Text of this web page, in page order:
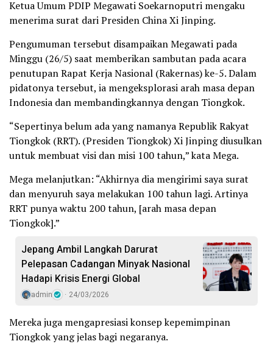
Ketua Umum PDIP Megawati Soekarnoputri mengaku
menerima surat dari Presiden China Xi Jinping.
Pengumuman tersebut disampaikan Megawati pada
Minggu (26/5) saat memberikan sambutan pada acara
penutupan Rapat Kerja Nasional (Rakernas) ke-5. Dalam
pidatonya tersebut, ia mengeksplorasi arah masa depan
Indonesia dan membandingkannya dengan Tiongkok.
“Sepertinya belum ada yang namanya Republik Rakyat
Tiongkok (RRT). (Presiden Tiongkok) Xi Jinping diusulkan
untuk membuat visi dan misi 100 tahun,” kata Mega.
Mega melanjutkan: “Akhirnya dia mengirimi saya surat
dan menyuruh saya melakukan 100 tahun lagi. Artinya
RRT punya waktu 200 tahun, [arah masa depan
Tiongkok].”
Jepang Ambil Langkah Darurat
Pelepasan Cadangan Minyak Nasional
Hadapi Krisis Energi Global
admin 24/03/2026
Mereka juga mengapresiasi konsep kepemimpinan
Tiongkok yang jelas bagi negaranya.